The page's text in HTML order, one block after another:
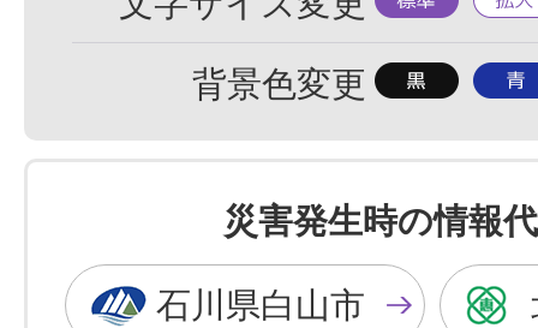
準
大
背景色変更 背
色
を
黒
色
背
色
を
青
色
災害発生時の情報
石川県白山市